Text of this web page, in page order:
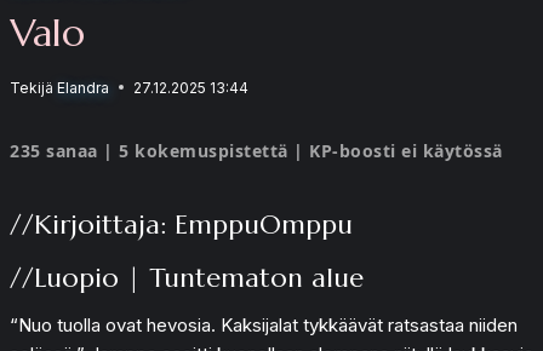
Valo
Tekijä Elandra 27.12.2025 13:44
235 sanaa | 5 kokemuspistettä | KP-boosti ei käytössä
//Kirjoittaja: EmppuOmppu
//Luopio | Tuntematon alue
“Nuo tuolla ovat hevosia. Kaksijalat tykkäävät ratsastaa niiden